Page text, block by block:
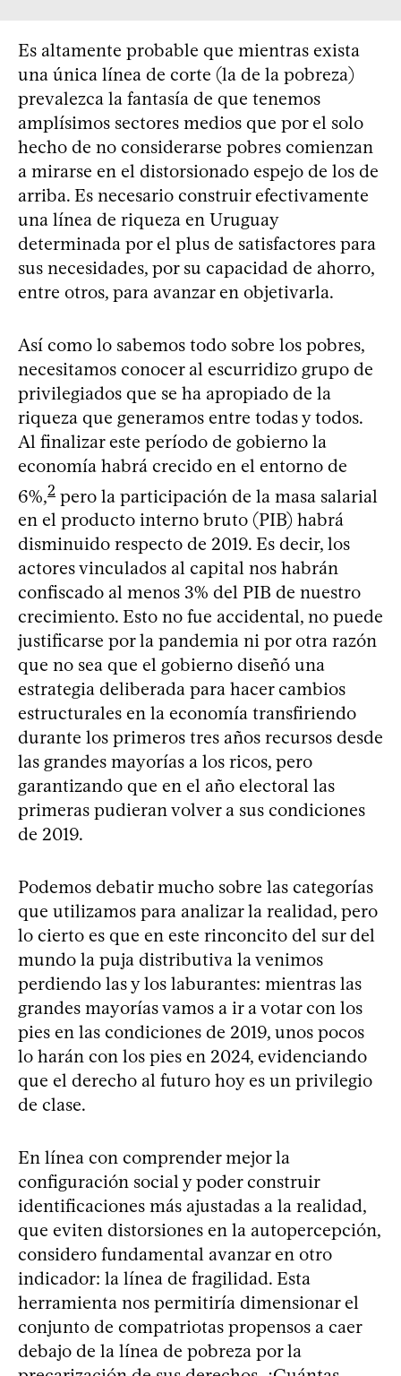
Es altamente probable que mientras exista
una única línea de corte (la de la pobreza)
prevalezca la fantasía de que tenemos
amplísimos sectores medios que por el solo
hecho de no considerarse pobres comienzan
a mirarse en el distorsionado espejo de los de
arriba. Es necesario construir efectivamente
una línea de riqueza en Uruguay
determinada por el plus de satisfactores para
sus necesidades, por su capacidad de ahorro,
entre otros, para avanzar en objetivarla.
Así como lo sabemos todo sobre los pobres,
necesitamos conocer al escurridizo grupo de
privilegiados que se ha apropiado de la
riqueza que generamos entre todas y todos.
Al finalizar este período de gobierno la
economía habrá crecido en el entorno de
6%,2 pero la participación de la masa salarial
en el producto interno bruto (PIB) habrá
disminuido respecto de 2019. Es decir, los
actores vinculados al capital nos habrán
confiscado al menos 3% del PIB de nuestro
crecimiento. Esto no fue accidental, no puede
justificarse por la pandemia ni por otra razón
que no sea que el gobierno diseñó una
estrategia deliberada para hacer cambios
estructurales en la economía transfiriendo
durante los primeros tres años recursos desde
las grandes mayorías a los ricos, pero
garantizando que en el año electoral las
primeras pudieran volver a sus condiciones
de 2019.
Podemos debatir mucho sobre las categorías
que utilizamos para analizar la realidad, pero
lo cierto es que en este rinconcito del sur del
mundo la puja distributiva la venimos
perdiendo las y los laburantes: mientras las
grandes mayorías vamos a ir a votar con los
pies en las condiciones de 2019, unos pocos
lo harán con los pies en 2024, evidenciando
que el derecho al futuro hoy es un privilegio
de clase.
En línea con comprender mejor la
configuración social y poder construir
identificaciones más ajustadas a la realidad,
que eviten distorsiones en la autopercepción,
considero fundamental avanzar en otro
indicador: la línea de fragilidad. Esta
herramienta nos permitiría dimensionar el
conjunto de compatriotas propensos a caer
debajo de la línea de pobreza por la